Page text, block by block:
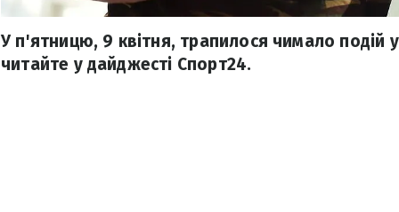
У п'ятницю, 9 квітня, трапилося чимало подій у
читайте у дайджесті Спорт24.